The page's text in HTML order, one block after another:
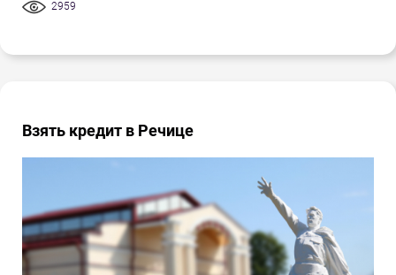
2959
Взять кредит в Речице